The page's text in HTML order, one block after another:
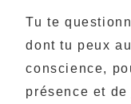
Tu te
dont tu peux
conscience,
présence et de